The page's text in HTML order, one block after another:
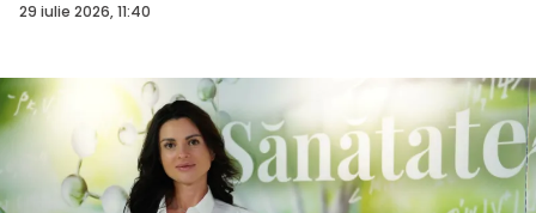
29 iulie 2026, 11:40